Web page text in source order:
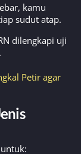
kamu
sudut atap.
dilengkapi uji
Petir agar